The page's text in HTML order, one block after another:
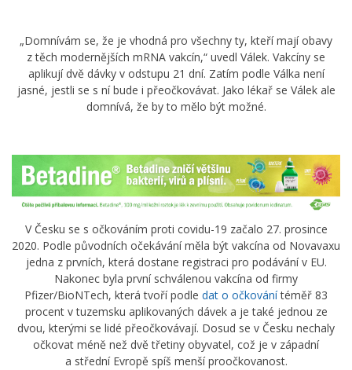
„Domnívám se, že je vhodná pro všechny ty, kteří mají obavy
z těch modernějších mRNA vakcín,“ uvedl Válek. Vakcíny se
aplikují dvě dávky v odstupu 21 dní. Zatím podle Válka není
jasné, jestli se s ní bude i přeočkovávat. Jako lékař se Válek ale
domnívá, že by to mělo být možné.
V Česku se s očkováním proti covidu-19 začalo 27. prosince
2020. Podle původních očekávání měla být vakcína od Novavaxu
jedna z prvních, která dostane registraci pro podávání v EU.
Nakonec byla první schválenou vakcína od firmy
Pfizer/BioNTech, která tvoří podle dat o očkovánítéměř 83
procent v tuzemsku aplikovaných dávek a je také jednou ze
dvou, kterými se lidé přeočkovávají. Dosud se v Česku nechaly
očkovat méně než dvě třetiny obyvatel, což je v západní
a střední Evropě spíš menší proočkovanost.